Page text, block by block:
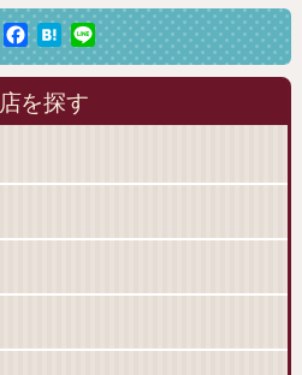
Facebook
Hatena
Line
を探す